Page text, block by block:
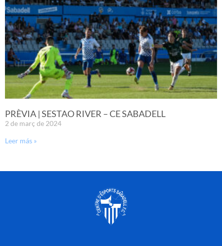
PRÈVIA | SESTAO RIVER – CE SABADELL
2 de març de 2024
Leer más »